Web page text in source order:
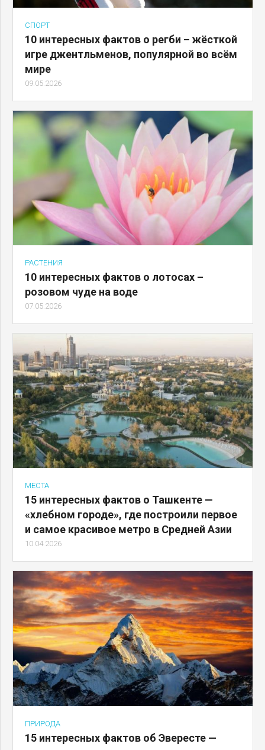
СПОРТ
10 интересных фактов о регби – жёсткой
игре джентльменов, популярной во всём
мире
09.05.2026
РАСТЕНИЯ
10 интересных фактов о лотосах –
розовом чуде на воде
07.05.2026
МЕСТА
15 интересных фактов о Ташкенте —
«хлебном городе», где построили первое
и самое красивое метро в Средней Азии
10.04.2026
ПРИРОДА
15 интересных фактов об Эвересте —